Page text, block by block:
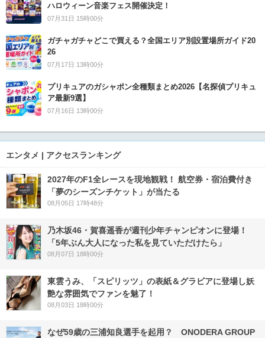
ハロウィーン音楽フェス開催決定！
07月31日 15時00分
ガチャガチャどこで買える？全国エリア別設置場所ガイド20
26
07月17日 13時00分
プリキュアのガシャポン全種類まとめ2026【名探偵プリキュ
ア最新9選】
07月16日 13時00分
エンタメ | アクセスランキング
2027年のF1全レースを現地観戦！ 航空券・宿泊費付き
「夢のシーズンチケット」が当たる
08月05日 17時48分
乃木坂46・賀喜遥香が週刊少年チャンピオンに登場！
「5年ぶん大人になった私を見ていただけたら」
08月07日 18時00分
東雲うみ、「スピリッツ」の表紙＆グラビアに登場し妖
艶な雰囲気でファンを魅了！
08月03日 18時00分
なぜ59歳の三浦知良選手を起用？ ONODERA GROUP